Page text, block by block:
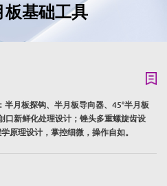
板基础工具
月板探钩、半月板导向器、45°半月板
口新鲜化处理设计；锉头多重螺旋齿设
原理设计，掌控细微，操作自如。